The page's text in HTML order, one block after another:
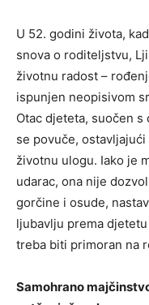
U 52. godini života,
snova o roditeljstvu,
životnu radost –
ispunjen neopisivom
Otac djeteta, suočen
se povuče,
životnu ulogu. Iako je
udarac, ona nije
gorčine i osude,
ljubavlju prema
treba biti primoran na
Samohrano